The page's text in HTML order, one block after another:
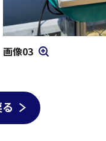
画像03